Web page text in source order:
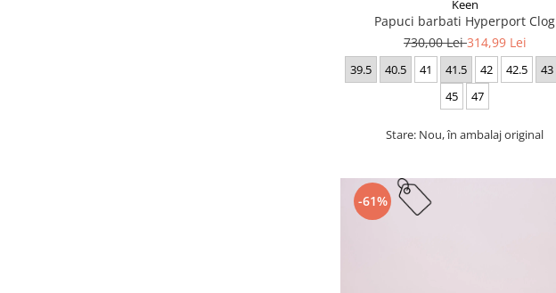
Keen
Papuci barbati Hyperport Clog
730,00 Lei314,99 Lei
39.5 40.5 41 41.5 42 42.5 43
45
47
Stare: Nou, în ambalaj original
-61%